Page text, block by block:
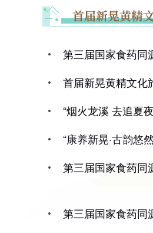
第三届国家食药同
首届新晃黄精文化
“烟火龙溪 去追夏
“康养新晃·古韵悠
第三届国家食药同
第三届国家食药同